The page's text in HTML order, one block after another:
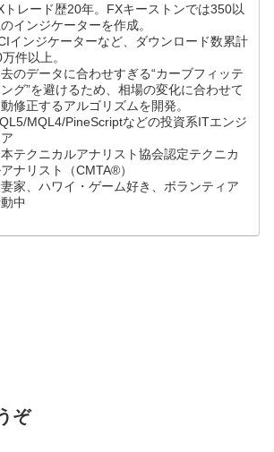
トレード歴20年。FXキーストンでは350以
のインジケーターを作成。
インジケーターなど、ダウンロード数累計
件以上。
のデータに合わせすぎる“カーブフィッテ
ング”を避けるため、相場の変化に合わせて
修正するアルゴリズムを開発。
MQL4/PineScriptなどの投資系ITエンジ
本テクニカルアナリスト協会認定テクニカ
ナリスト（CMTA®）
家、ハワイ・ゲーム好き、ボランティア
中
ぞ